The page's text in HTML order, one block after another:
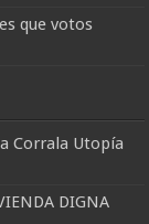
que votos
Corrala Utopía
DIGNA